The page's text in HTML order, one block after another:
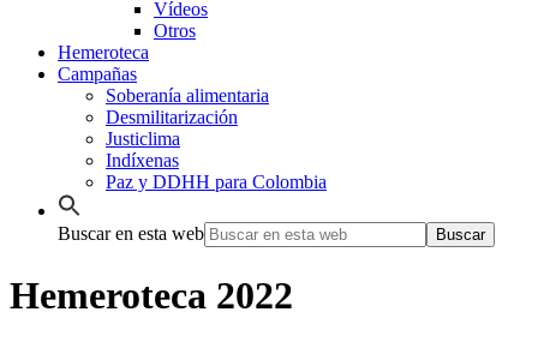
Vídeos
Otros
Hemeroteca
Campañas
Soberanía alimentaria
Desmilitarización
Justiclima
Indíxenas
Paz y DDHH para Colombia
Buscar en esta web
Hemeroteca 2022